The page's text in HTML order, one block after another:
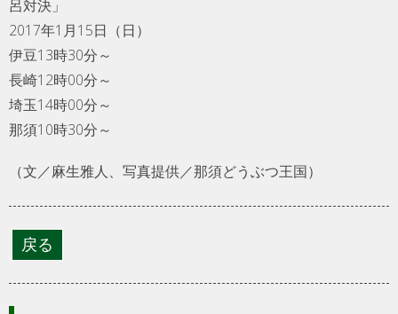
呂対決」
2017年1月15日（日）
伊豆13時30分～
長崎12時00分～
埼玉14時00分～
那須10時30分～
（文／麻生雅人、写真提供／那須どうぶつ王国）